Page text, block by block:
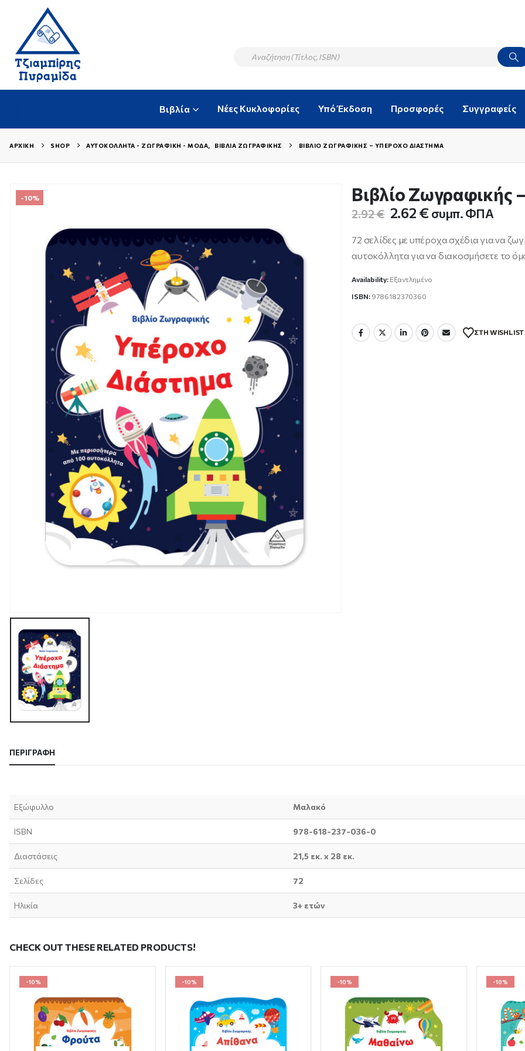
Βιβλία Νέες Κυκλοφορίες Υπό Έκδοση Προσφορές Συγγραφείς
ΑΡΧΙΚΉ SHOP ΑΥΤΟΚΌΛΛΗΤΑ - ΖΩΓΡΑΦΙΚΉ - ΜΌΔΑ, ΒΙΒΛΊΑ ΖΩΓΡΑΦΙΚΉΣ ΒΙΒΛΊΟ ΖΩΓΡΑΦΙΚΉΣ – ΥΠΈΡΟΧΟ ΔΙΆΣΤΗΜΑ
-10% Βιβλίο Ζωγραφικής
2.92€ Original
was:
2.92 €.
2.62 €Η
τρέχουσα
τιμή
είναι:
συμπ. ΦΠΑ
72 σελίδες με υπέροχα σχέδια για να
αυτοκόλλητα για να διακοσμήσετε το
Availability: Εξαντλημένο
ISBN: 9786182370360
ΣΤΗ WISHLIST
ΠΕΡΙΓΡΑΦΉ
Εξώφυλλο Μαλακό
ISBN 978-618-237-036-0
Διαστάσεις 21,5 εκ. x 28 εκ.
Σελίδες 72
Ηλικία 3+ ετών
CHECK OUT THESE RELATED PRODUCTS!
-10% -10% -10% -10%